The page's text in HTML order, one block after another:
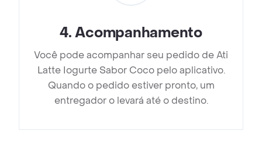
4.Acompanhamento
Você pode acompanhar seu pedido de Ati
Latte Iogurte Sabor Coco pelo aplicativo.
Quando o pedido estiver pronto, um
entregador o levará até o destino.